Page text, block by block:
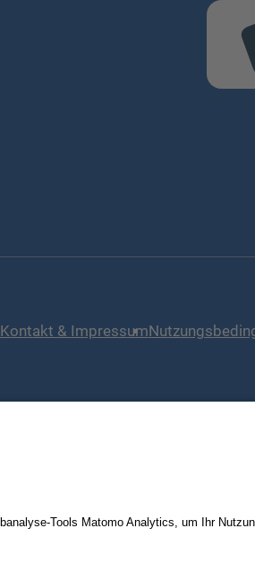
Kontakt & Impressum